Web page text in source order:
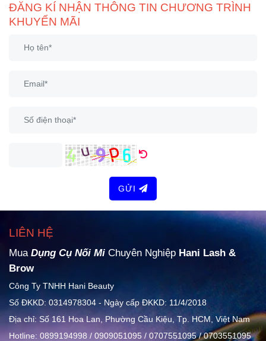
ĐĂNG KÍ NHẬN THÔNG TIN CHƯƠNG TRÌNH
KHUYẾN MÃI
GỬI
LIÊN HỆ
Mua Dụng Cụ Nối Mi Chuyên Nghiệp Hani Lash &
Brow
Công Ty TNHH Hani Beauty
Số ĐKKD: 0314978304 - Ngày cấp ĐKKD: 11/4/2018
Địa chỉ: Số 161 Hoa Lan, Phường Cầu Kiệu, Tp. HCM, Việt Nam
Hotline: 0899194998 / 0909051095 / 0707551095 / 0703551095